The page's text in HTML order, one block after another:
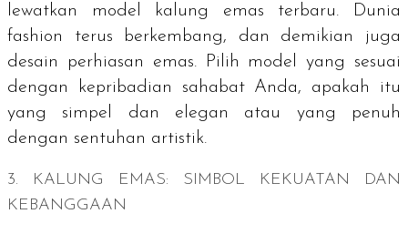
lewatkan model kalung emas terbaru. Dunia
fashion terus berkembang, dan demikian juga
desain perhiasan emas. Pilih model yang sesuai
dengan kepribadian sahabat Anda, apakah itu
yang simpel dan elegan atau yang penuh
dengan sentuhan artistik.
3. KALUNG EMAS: SIMBOL KEKUATAN DAN
KEBANGGAAN